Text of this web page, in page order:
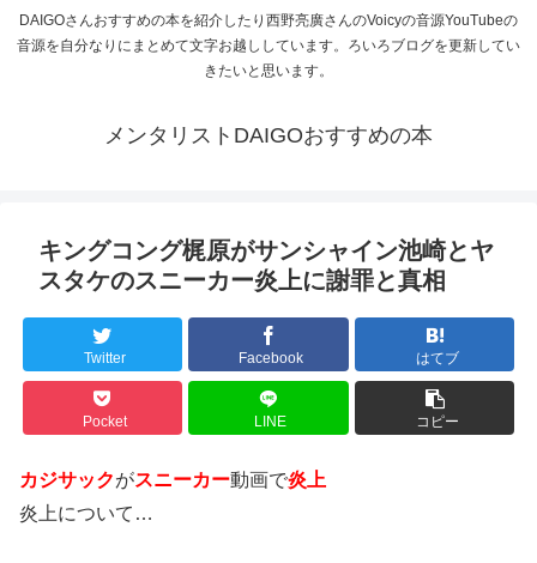
DAIGOさんおすすめの本を紹介したり西野亮廣さんのVoicyの音源YouTubeの
音源を自分なりにまとめて文字お越ししています。ろいろブログを更新してい
きたいと思います。
メンタリストDAIGOおすすめの本
キングコング梶原がサンシャイン池崎とヤ
スタケのスニーカー炎上に謝罪と真相
Twitter Facebook はてブ
Pocket LINE コピー
カジサックがスニーカー動画で炎上
炎上について…